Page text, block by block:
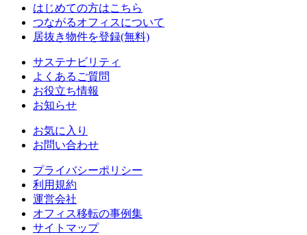
はじめての方はこちら
つながるオフィスについて
居抜き物件を登録(無料)
サステナビリティ
よくあるご質問
お役立ち情報
お知らせ
お気に入り
お問い合わせ
プライバシーポリシー
利用規約
運営会社
オフィス移転の事例集
サイトマップ